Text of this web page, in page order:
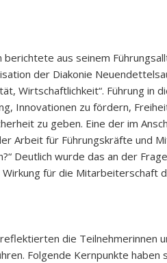
berichtete aus seinem
der Diakonie
Wirtschaftlichkeit“. Führung
Innovationen zu fördern,
zu geben. Eine der im
Arbeit für Führungskräfte und
Deutlich wurde das an der
für die Mitarbeiterschaft
die Teilnehmerinnen
Folgende Kernpunkte haben